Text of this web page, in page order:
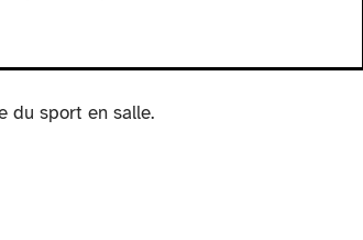
du sport en salle.